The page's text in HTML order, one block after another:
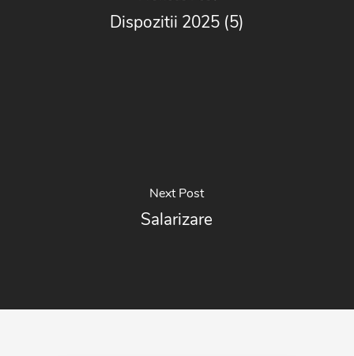
Dispozitii 2025 (5)
Next Post
Salarizare